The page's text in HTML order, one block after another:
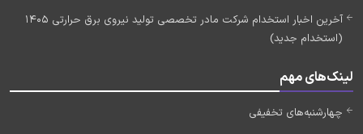
آخرین اخبار استخدام شرکت مادر تخصصی تولید نیروی برق حرارتی 1405
(استخدام جدید)
لینک‌های مهم
چهارشنبه‌های تخفیفی